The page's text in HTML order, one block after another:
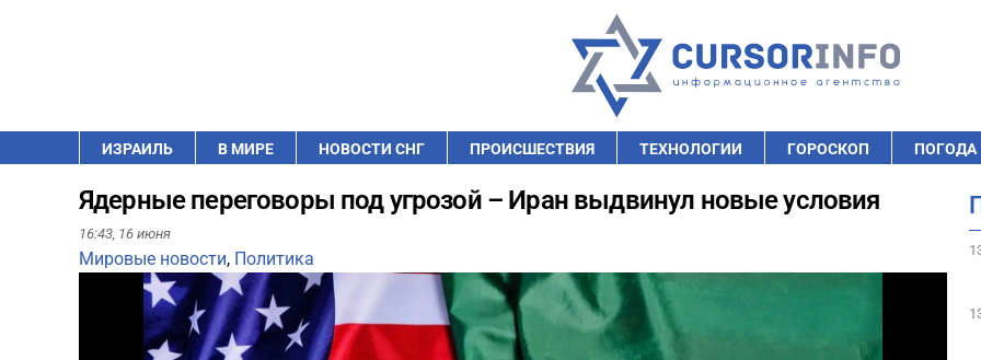
ИЗРАИЛЬ В МИРЕ НОВОСТИ СНГ ПРОИСШЕСТВИЯ ТЕХНОЛОГИИ ГОРОСКОП ПОГОДА
Ядерные переговоры под угрозой – Иран выдвинул новые условия
16:43, 16 июня
Мировые новости, Политика